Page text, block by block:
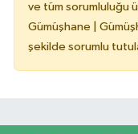
ve tüm sorumluluğu
Gümüşhane |
şekilde sorumlu